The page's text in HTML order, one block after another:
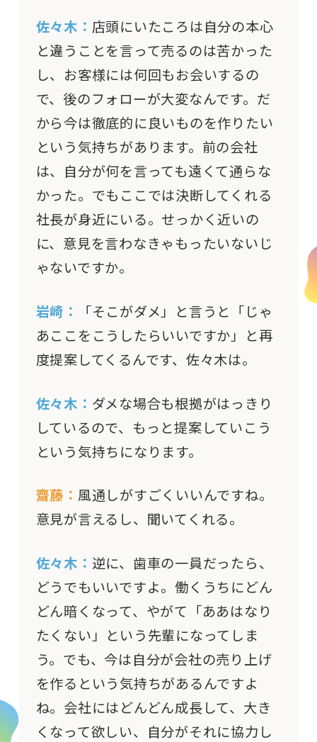
佐々木： 店頭にいたころは自分の本心
と違うことを言って売るのは苦かった
し、お客様には何回もお会いするの
で、後のフォローが大変なんです。だ
から今は徹底的に良いものを作りたい
という気持ちがあります。前の会社
は、自分が何を言っても遠くて通らな
かった。でもここでは決断してくれる
社長が身近にいる。せっかく近いの
に、意見を言わなきゃもったいないじ
ゃないですか。
岩崎：
「そこがダメ」と言うと「じゃ
あここをこうしたらいいですか」と再
度提案してくるんです、佐々木は。
佐々木： ダメな場合も根拠がはっきり
しているので、もっと提案していこう
という気持ちになります。
齋藤： 風通しがすごくいいんですね。
意見が言えるし、聞いてくれる。
佐々木： 逆に、歯車の一員だったら、
どうでもいいですよ。働くうちにどん
どん暗くなって、やがて「ああはなり
たくない」という先輩になってしま
う。でも、今は自分が会社の売り上げ
を作るという気持ちがあるんですよ
ね。会社にはどんどん成長して、大き
くなって欲しい、自分がそれに協力し